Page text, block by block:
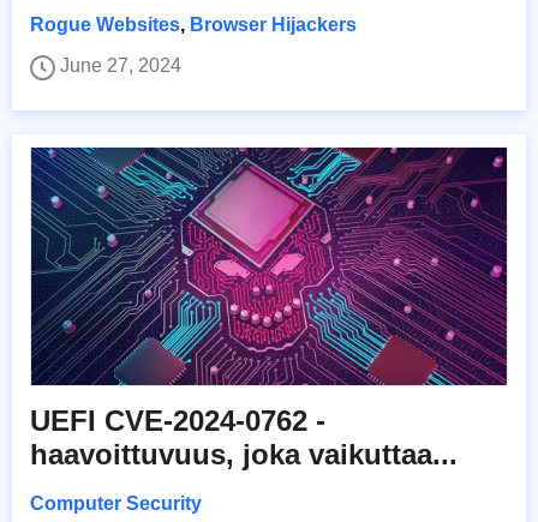
Rogue Websites, Browser Hijackers
June 27, 2024
UEFI CVE-2024-0762 -
haavoittuvuus, joka vaikuttaa...
Computer Security